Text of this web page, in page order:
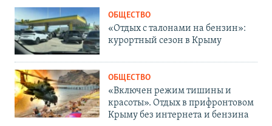
ОБЩЕСТВО
«Отдых с талонами на бензин»:
курортный сезон в Крыму
ОБЩЕСТВО
«Включен режим тишины и
красоты». Отдых в прифронтовом
Крыму без интернета и бензина